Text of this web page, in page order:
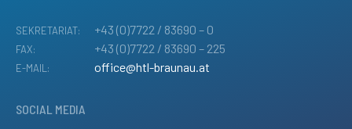
SEKRETARIAT: +43 (0)7722 / 83690 – 0
FAX: +43 (0)7722 / 83690 – 225
E-MAIL: office@htl-braunau.at
SOCIAL MEDIA